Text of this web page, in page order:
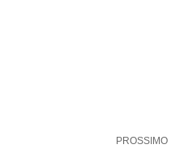
PROSSIMO